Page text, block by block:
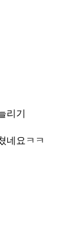
리기
네요ㅋㅋ